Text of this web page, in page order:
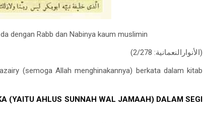
dengan Rabb dan Nabinya kaum muslimin
(الأنوارالنعمانية: 2/278)
(semoga Allah menghinakannya) berkata dalam kitab
(YAITU AHLUS SUNNAH WAL JAMAAH) DALAM SEGI